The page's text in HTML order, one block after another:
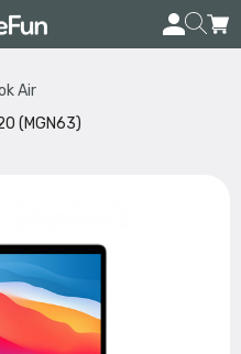
Air
(MGN63)